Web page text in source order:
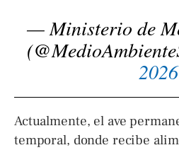
— Ministerio de
2026
Actualmente, el ave
temporal, donde recibe